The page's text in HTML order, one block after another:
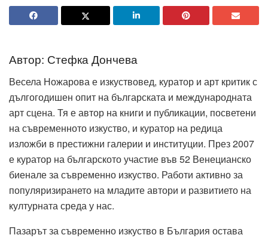
Автор: Стефка Дончева
Весела Ножарова е изкуствовед, куратор и арт критик с
дългогодишен опит на българската и международната
арт сцена. Тя е автор на книги и публикации, посветени
на съвременното изкуство, и куратор на редица
изложби в престижни галерии и институции. През 2007
е куратор на българското участие във 52 Венецианско
биенале за съвременно изкуство. Работи активно за
популяризирането на младите автори и развитието на
културната среда у нас.
Пазарът за съвременно изкуство в България остава